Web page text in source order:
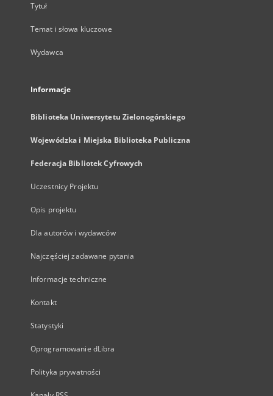
Tytuł
Temat i słowa kluczowe
Wydawca
Informacje
Biblioteka Uniwersytetu Zielonogórskiego
Wojewódzka i Miejska Biblioteka Publiczna
Federacja Bibliotek Cyfrowych
Uczestnicy Projektu
Opis projektu
Dla autorów i wydawców
Najczęściej zadawane pytania
Informacje techniczne
Kontakt
Statystyki
Oprogramowanie dLibra
Polityka prywatności